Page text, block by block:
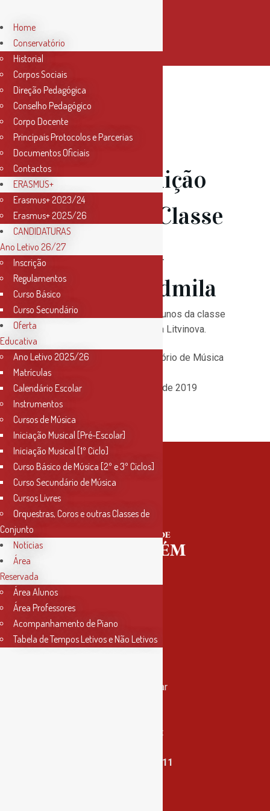
23 MarAudição
de Piano – Classe
de Piano da
Prof.ª Lioudmila
Audição de Piano com os alunos da classe
de piano da Prof.ª Lioudmila Litvinova.
Local:Santarém, Conservatório de Música
de Santarém – Sala 1
Data:Sábado, 23 de Março de 2019
Horário:
Entrada:
Rua Miguel Bombarda, nº 4, 1º andar
info@conservatoriosantarem.pt
T. (+351) 915 335 478 / 913 890 411
Home
Conservatório
Historial
Corpos Sociais
Direção Pedagógica
Conselho Pedagógico
Corpo Docente
Principais Protocolos e Parcerias
Documentos Oficiais
Contactos
ERASMUS+
Erasmus+ 2023/24
Erasmus+ 2025/26
CANDIDATURAS
Ano Letivo 26/27
Inscrição
Regulamentos
Curso Básico
Curso Secundário
Oferta
Educativa
Ano Letivo 2025/26
Matrículas
Calendário Escolar
Instrumentos
Cursos de Música
Iniciação Musical [Pré-Escolar]
Iniciação Musical [1º Ciclo]
Curso Básico de Música [2º e 3º Ciclos]
Curso Secundário de Música
Cursos Livres
Orquestras, Coros e outras Classes de
Conjunto
Notícias
Área
Reservada
Área Alunos
Área Professores
Acompanhamento de Piano
Tabela de Tempos Letivos e Não Letivos